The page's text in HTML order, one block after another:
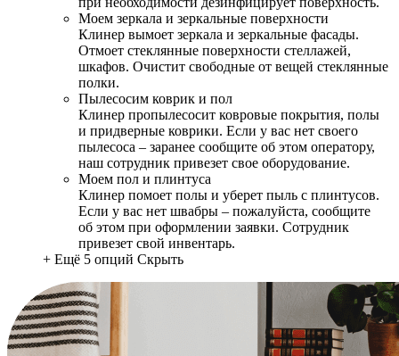
Моем зеркала и зеркальные поверхности
Клинер вымоет зеркала и зеркальные фасады.
Отмоет стеклянные поверхности стеллажей,
шкафов. Очистит свободные от вещей стеклянные
полки.
Пылесосим коврик и пол
Клинер пропылесосит ковровые покрытия, полы
и придверные коврики. Если у вас нет своего
пылесоса – заранее сообщите об этом оператору,
наш сотрудник привезет свое оборудование.
Моем пол и плинтуса
Клинер помоет полы и уберет пыль с плинтусов.
Если у вас нет швабры – пожалуйста, сообщите
об этом при оформлении заявки. Сотрудник
привезет свой инвентарь.
+ Ещё 5 опций Скрыть